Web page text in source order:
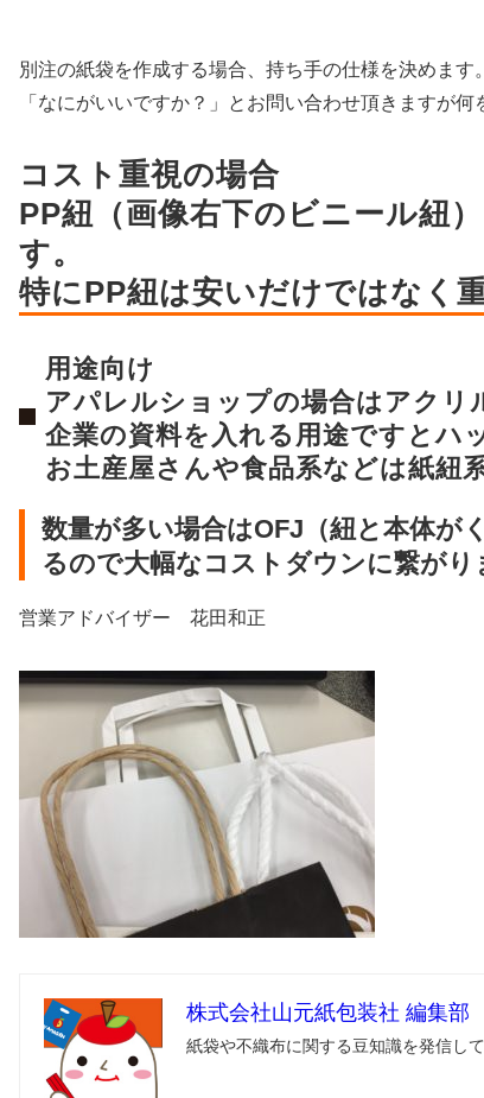
別注の紙袋を作成する場合、持ち手の仕様を決めます。
「なにがいいですか？」とお問い合わせ頂きますが
コスト重視の場合
PP紐（画像右下のビニール紐
す。
特にPP紐は安いだけではなく
用途向け
アパレルショップの場合はアクリ
企業の資料を入れる用途ですとハ
お土産屋さんや食品系などは紙紐
数量が多い場合はOFJ（紐と本体が
るので大幅なコストダウンに繋がり
営業アドバイザー 花田和正
株式会社山元紙包装社 編集部
紙袋や不織布に関する豆知識を発信し